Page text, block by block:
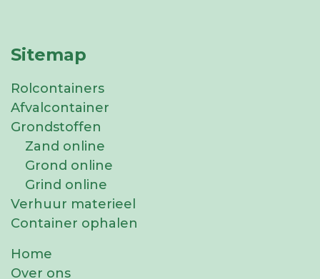
Sitemap
Rolcontainers
Afvalcontainer
Grondstoffen
Zand online
Grond online
Grind online
Verhuur materieel
Container ophalen
Home
Over ons